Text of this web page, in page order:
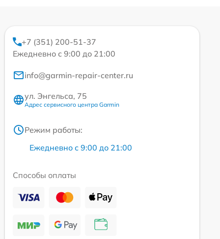
+7 (351) 200-51-37
Ежедневно с 9:00 до 21:00
info@garmin-repair-center.ru
ул. Энгельса, 75
Адрес сервисного центра Garmin
Режим работы:
Ежедневно с 9:00 до 21:00
Способы оплаты